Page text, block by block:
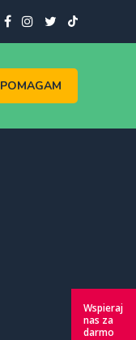
POMAGAM
Wspieraj
nas za
darmo